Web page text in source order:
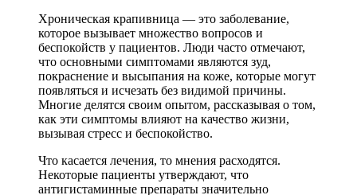
Хроническая крапивница — это заболевание,
которое вызывает множество вопросов и
беспокойств у пациентов. Люди часто отмечают,
что основными симптомами являются зуд,
покраснение и высыпания на коже, которые могут
появляться и исчезать без видимой причины.
Многие делятся своим опытом, рассказывая о том,
как эти симптомы влияют на качество жизни,
вызывая стресс и беспокойство.
Что касается лечения, то мнения расходятся.
Некоторые пациенты утверждают, что
антигистаминные препараты значительно